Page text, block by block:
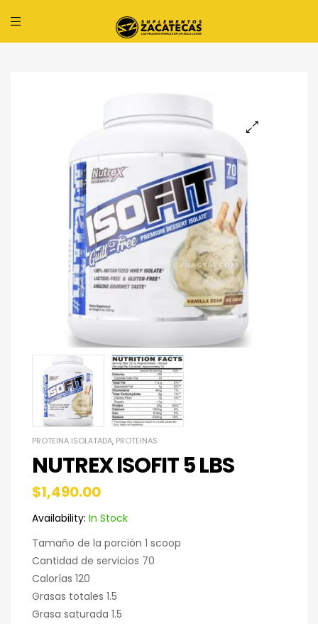
PROTEINA ISOLATADA, PROTEINAS
NUTREX ISOFIT 5 LBS
$1,490.00
Availability: In Stock
Tamaño de la porción 1 scoop
Cantidad de servicios 70
Calorías 120
Grasas totales 1.5
Grasa saturada 1.5